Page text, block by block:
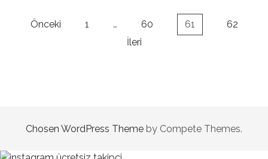
YazıÖnceki 1 … 60 61
62
İleri
Chosen WordPress Theme by Compete Themes.